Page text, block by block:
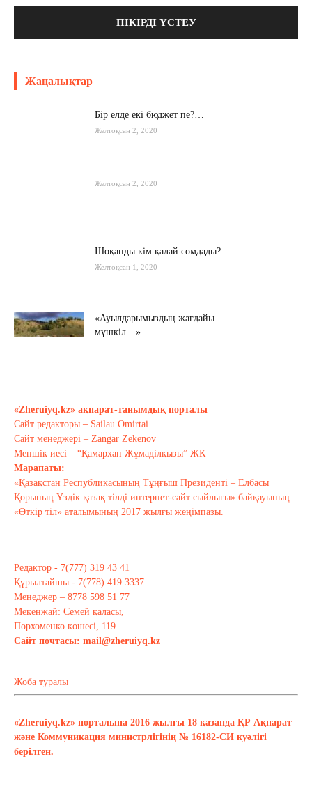
Жаңалықтар
Бір елде екі бюджет пе?…
Желтоқсан 2, 2020
Желтоқсан 2, 2020
Шоқанды кім қалай сомдады?
Желтоқсан 1, 2020
«Ауылдарымыздың жағдайы
мүшкіл…»
Тағы оқу
«Zheruiyq.kz» ақпарат-танымдық порталы
Сайт редакторы – Sailau Omirtai
Сайт менеджері – Zangar Zekenov
Меншік иесі – “Қамархан Жұмаділқызы” ЖК
Марапаты:
«Қазақстан Республикасының Тұңғыш Президенті – Елбасы
Қорының Үздік қазақ тілді интернет-сайт сыйлығы» байқауының
«Өткір тіл» аталымының 2017 жылғы жеңімпазы.
Редактор - 7(777) 319 43 41
Құрылтайшы - 7(778) 419 3337
Менеджер – 8778 598 51 77
Мекенжай: Семей қаласы,
Порхоменко көшесі, 119
Сайт почтасы: mail@zheruiyq.kz
Жоба туралы
«Zheruiyq.kz» порталына 2016 жылғы 18 қазанда ҚР Ақпарат
және Коммуникация министрлігінің № 16182-СИ куәлігі
берілген.